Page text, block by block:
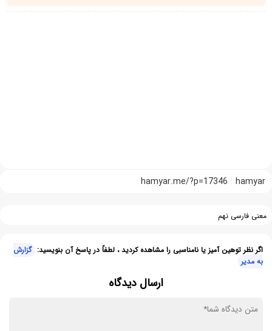
hamyar
hamyar.me/?p=17346
معنی فارسی نهم
اگر نظر توهین آمیز یا نامناسبی را مشاهده کردید ، لطفاً در پاسخ آن بنویسید: گزارش
به مدیر
ارسال دیدگاه